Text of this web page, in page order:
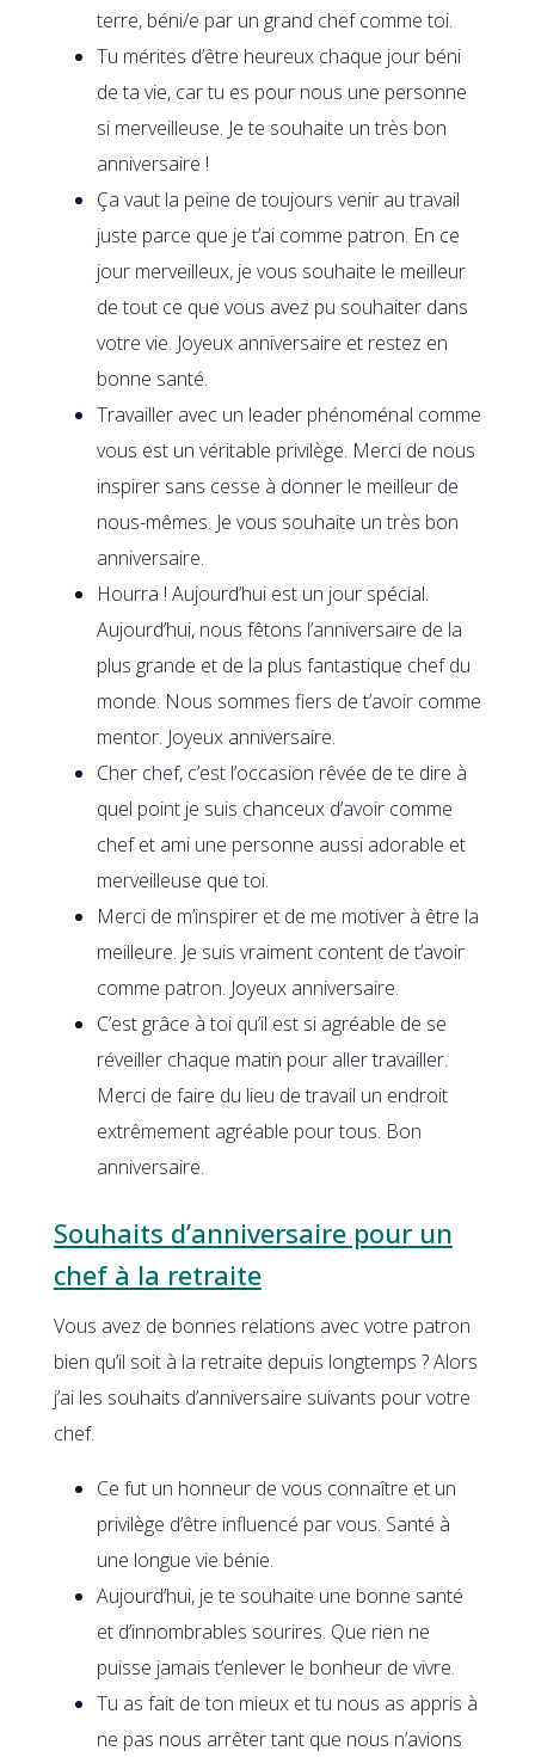
terre, béni/e par un grand chef comme toi.
Tu mérites d’être heureux chaque jour béni
de ta vie, car tu es pour nous une personne
si merveilleuse. Je te souhaite un très bon
anniversaire !
Ça vaut la peine de toujours venir au travail
juste parce que je t’ai comme patron. En ce
jour merveilleux, je vous souhaite le meilleur
de tout ce que vous avez pu souhaiter dans
votre vie. Joyeux anniversaire et restez en
bonne santé.
Travailler avec un leader phénoménal comme
vous est un véritable privilège. Merci de nous
inspirer sans cesse à donner le meilleur de
nous-mêmes. Je vous souhaite un très bon
anniversaire.
Hourra ! Aujourd’hui est un jour spécial.
Aujourd’hui, nous fêtons l’anniversaire de la
plus grande et de la plus fantastique chef du
monde. Nous sommes fiers de t’avoir comme
mentor. Joyeux anniversaire.
Cher chef, c’est l’occasion rêvée de te dire à
quel point je suis chanceux d’avoir comme
chef et ami une personne aussi adorable et
merveilleuse que toi.
Merci de m’inspirer et de me motiver à être la
meilleure. Je suis vraiment content de t’avoir
comme patron. Joyeux anniversaire.
C’est grâce à toi qu’il est si agréable de se
réveiller chaque matin pour aller travailler.
Merci de faire du lieu de travail un endroit
extrêmement agréable pour tous. Bon
anniversaire.
Souhaits d’anniversaire pour un
chef à la retraite
Vous avez de bonnes relations avec votre patron
bien qu’il soit à la retraite depuis longtemps ? Alors
j’ai les souhaits d’anniversaire suivants pour votre
chef.
Ce fut un honneur de vous connaître et un
privilège d’être influencé par vous. Santé à
une longue vie bénie.
Aujourd’hui, je te souhaite une bonne santé
et d’innombrables sourires. Que rien ne
puisse jamais t’enlever le bonheur de vivre.
Tu as fait de ton mieux et tu nous as appris à
ne pas nous arrêter tant que nous n’avions